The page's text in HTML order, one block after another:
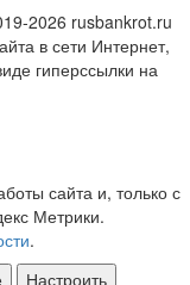
2026 rusbankrot.ru
в сети Интернет,
гиперссылки на
сайта и, только с
Метрики.
.
Настроить